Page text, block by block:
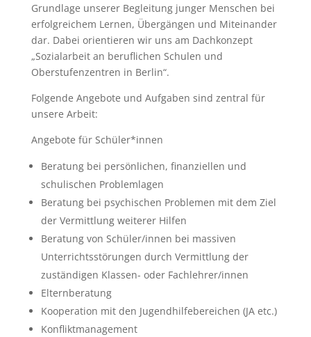
Grundlage unserer Begleitung junger Menschen bei
erfolgreichem Lernen, Übergängen und Miteinander
dar. Dabei orientieren wir uns am Dachkonzept
„Sozialarbeit an beruflichen Schulen und
Oberstufenzentren in Berlin“.
Folgende Angebote und Aufgaben sind zentral für
unsere Arbeit:
Angebote für Schüler*innen
Beratung bei persönlichen, finanziellen und
schulischen Problemlagen
Beratung bei psychischen Problemen mit dem Ziel
der Vermittlung weiterer Hilfen
Beratung von Schüler/innen bei massiven
Unterrichtsstörungen durch Vermittlung der
zuständigen Klassen- oder Fachlehrer/innen
Elternberatung
Kooperation mit den Jugendhilfebereichen (JA etc.)
Konfliktmanagement